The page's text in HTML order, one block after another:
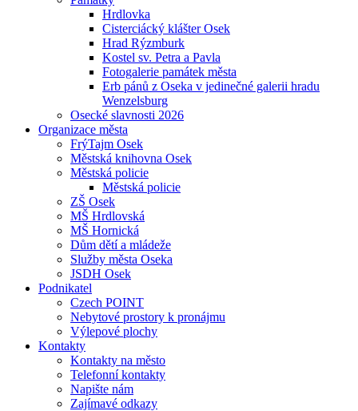
Hrdlovka
Cisterciácký klášter Osek
Hrad Rýzmburk
Kostel sv. Petra a Pavla
Fotogalerie památek města
Erb pánů z Oseka v jedinečné galerii hradu
Wenzelsburg
Osecké slavnosti 2026
Organizace města
FrýTajm Osek
Městská knihovna Osek
Městská policie
Městská policie
ZŠ Osek
MŠ Hrdlovská
MŠ Hornická
Dům dětí a mládeže
Služby města Oseka
JSDH Osek
Podnikatel
Czech POINT
Nebytové prostory k pronájmu
Výlepové plochy
Kontakty
Kontakty na město
Telefonní kontakty
Napište nám
Zajímavé odkazy